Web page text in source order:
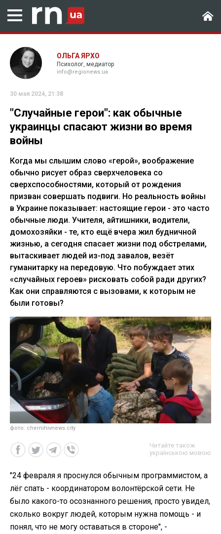
ОЛЬГА ЯРХО
Психолог, медиатор
info@regionews.ua
30 мая 2024, 21:38
"Случайные герои": как обычные
украинцы спасают жизни во время
войны
Когда мы слышим слово «герой», воображение
обычно рисует образ сверхчеловека со
сверхспособностями, который от рождения
призван совершать подвиги. Но реальность войны
в Украине показывает: настоящие герои - это часто
обычные люди. Учителя, айтишники, водители,
домохозяйки - те, кто ещё вчера жил будничной
жизнью, а сегодня спасает жизни под обстрелами,
вытаскивает людей из-под завалов, везёт
гуманитарку на передовую. Что побуждает этих
«случайных героев» рисковать собой ради других?
Как они справляются с вызовами, к которым не
были готовы?
фото: chernihivnews.city
Читайте також
українською мовою
"24 февраля я проснулся обычным программистом, а
лёг спать - координатором волонтёрской сети. Не
было какого-то осознанного решения, просто увидел,
сколько вокруг людей, которым нужна помощь - и
понял, что не могу оставаться в стороне", -